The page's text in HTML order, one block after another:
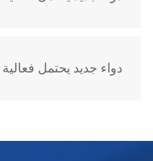
دواء جديد يحتمل فعالية